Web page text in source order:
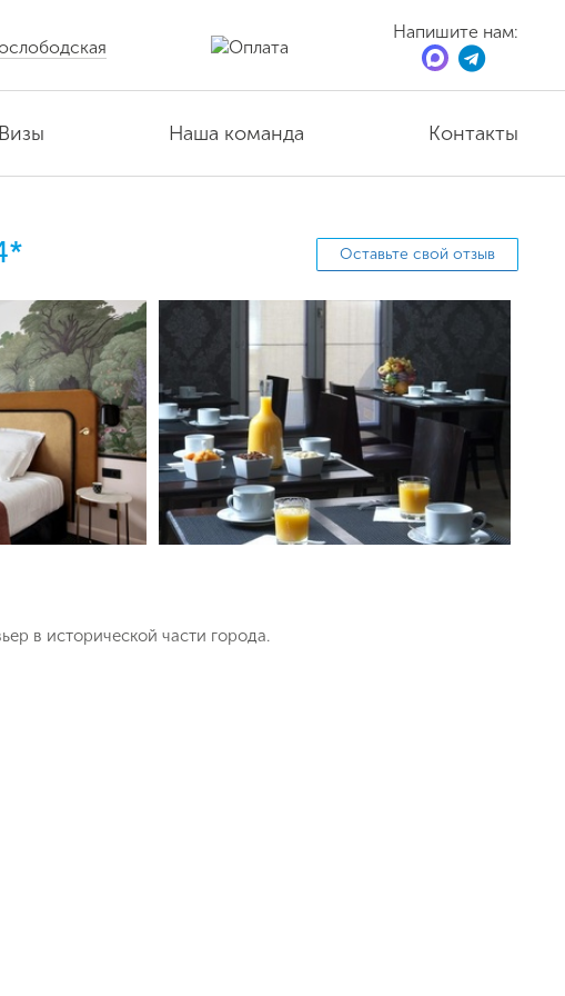
Напишите нам:
Визы Наша команда Контакты
Оставьте свой отзыв
в исторической части города.